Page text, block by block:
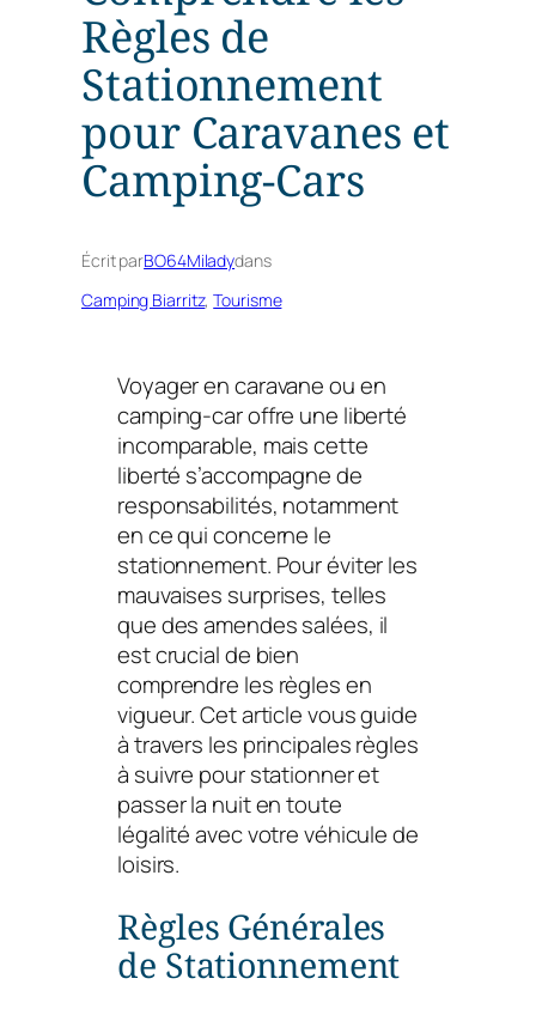
Règles de
Stationnement
pour Caravanes et
Camping-Cars
Écrit parBO64Miladydans
Camping Biarritz, Tourisme
Voyager en caravane ou en
camping-car offre une liberté
incomparable, mais cette
liberté s’accompagne de
responsabilités, notamment
en ce qui concerne le
stationnement. Pour éviter les
mauvaises surprises, telles
que des amendes salées, il
est crucial de bien
comprendre les règles en
vigueur. Cet article vous guide
à travers les principales règles
à suivre pour stationner et
passer la nuit en toute
légalité avec votre véhicule de
loisirs.
Règles Générales
de Stationnement